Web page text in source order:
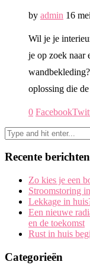
by admin 16
Wil je je
je op zoek naar
oplossing die
0 Facebook
Recente berichten
Zo kies je een
Stroomstoring
Lekkage in
Een nieuwe
en de toekomst
Rust in huis
Categorieën